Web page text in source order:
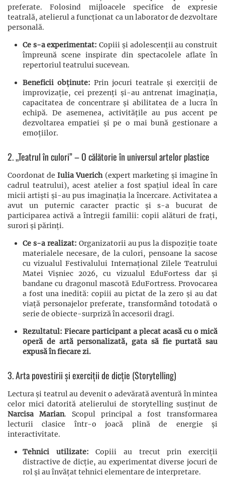
preferate. Folosind mijloacele specifice de expresie
teatrală, atelierul a funcționat ca un laborator de dezvoltare
personală.
Ce s-a experimentat: Copiii și adolescenții au construit
împreună scene inspirate din spectacolele aflate în
repertoriul teatrului sucevean.
Beneficii obținute: Prin jocuri teatrale și exerciții de
improvizație, cei prezenți și-au antrenat imaginația,
capacitatea de concentrare și abilitatea de a lucra în
echipă. De asemenea, activitățile au pus accent pe
dezvoltarea empatiei și pe o mai bună gestionare a
emoțiilor.
2. „Teatrul în culori” – O călătorie în universul artelor plastice
Coordonat deIulia Vuerich(expert marketing și imagine în
cadrul teatrului), acest atelier a fost spațiul ideal în care
micii artiști și-au pus imaginația la încercare. Activitatea a
avut un puternic caracter practic și s-a bucurat de
participarea activă a întregii familii: copii alături de frați,
surori și părinți.
Ce s-a realizat: Organizatorii au pus la dispoziție toate
materialele necesare, de la culori, pensoane la sacose
cu vizualul Festivalului Internațional Zilele Teatrului
Matei Vișniec 2026, cu vizualul EduFortess dar și
bandane cu dragonul mascotă EduFortress. Provocarea
a fost una inedită: copiii au pictat de la zero și au dat
viață personajelor preferate, transformând totodată o
serie de obiecte-surpriză în accesorii dragi.
Rezultatul: Fiecare participant a plecat acasă cu o mică
operă de artă personalizată, gata să fie purtată sau
expusă în fiecare zi.
3. Arta povestirii și exerciții de dicție (Storytelling)
Lectura și teatrul au devenit o adevărată aventură în mintea
celor mici datorită atelierului de storytelling susținut de
Narcisa Marian. Scopul principal a fost transformarea
lecturii clasice într-o joacă plină de energie și
interactivitate.
Tehnici utilizate: Copiii au trecut prin exerciții
distractive de dicție, au experimentat diverse jocuri de
rol și au învățat tehnici elementare de interpretare.